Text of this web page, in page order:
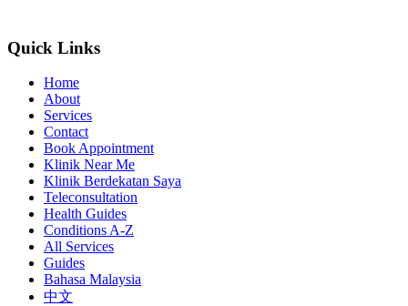
Quick Links
Home
About
Services
Contact
Book Appointment
Klinik Near Me
Klinik Berdekatan Saya
Teleconsultation
Health Guides
Conditions A-Z
All Services
Guides
Bahasa Malaysia
中文